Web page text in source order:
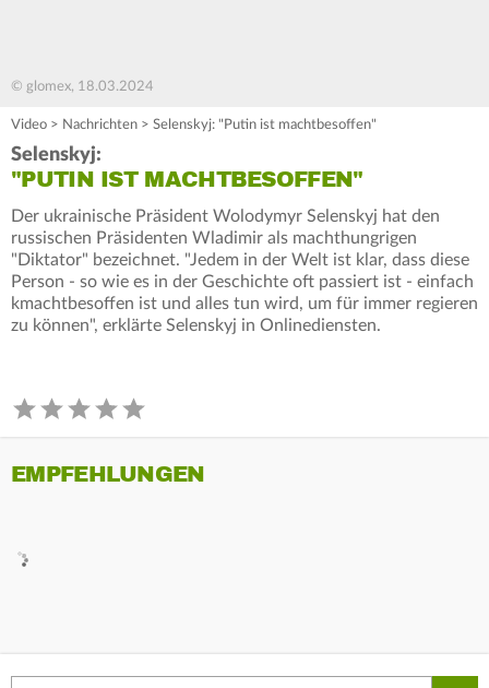
© glomex, 18.03.2024
Video > Nachrichten > Selenskyj: "Putin ist machtbesoffen"
Selenskyj:
"PUTIN IST MACHTBESOFFEN"
Der ukrainische Präsident Wolodymyr Selenskyj hat den
russischen Präsidenten Wladimir als machthungrigen
"Diktator" bezeichnet. "Jedem in der Welt ist klar, dass diese
Person - so wie es in der Geschichte oft passiert ist - einfach
kmachtbesoffen ist und alles tun wird, um für immer regieren
zu können", erklärte Selenskyj in Onlinediensten.
EMPFEHLUNGEN